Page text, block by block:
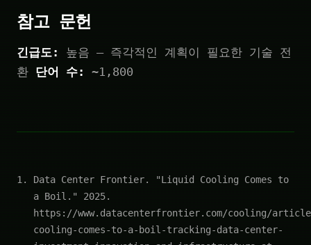
참고 문헌
긴급도:
높음 — 즉각적인 계획이 필요한 기술 전
환 단어 수: ~1,800
Data Center Frontier. "Liquid Cooling Comes to
a Boil." 2025.
https://www.datacenterfrontier.com/cooling/
cooling-comes-to-a-boil-tracking-data-center-